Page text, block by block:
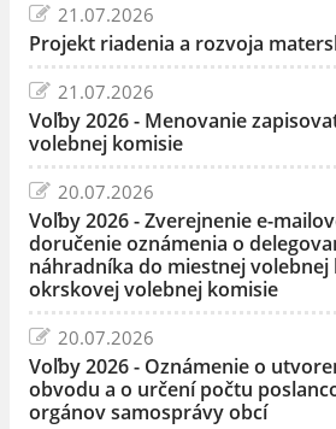
21.07.2026
Projekt riadenia a rozvoja
21.07.2026
Voľby 2026 - Menovanie
volebnej komisie
20.07.2026
Voľby 2026 - Zverejnenie e-
doručenie oznámenia o
náhradníka do miestnej volebnej
okrskovej volebnej komisie
20.07.2026
Voľby 2026 - Oznámenie o
obvodu a o určení počtu
orgánov samosprávy obcí